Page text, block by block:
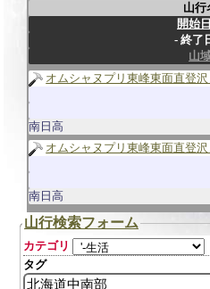
山行
開始
終了
山
オムシャヌプリ東峰東面直登
南日高
オムシャヌプリ東峰東面直登
南日高
山行検索フォーム
カテゴリ
タグ